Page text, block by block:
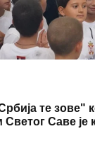
те зове"
Саве је